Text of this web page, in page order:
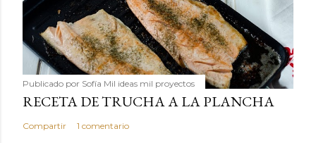
Publicado por Sofía Mil ideas mil proyectos
RECETA DE TRUCHA A LA PLANCHA
Compartir 1 comentario